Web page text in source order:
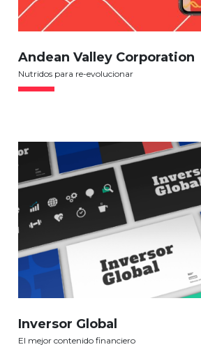
Andean Valley Corporation
Nutridos para re-evolucionar
Inversor Global
El mejor contenido financiero